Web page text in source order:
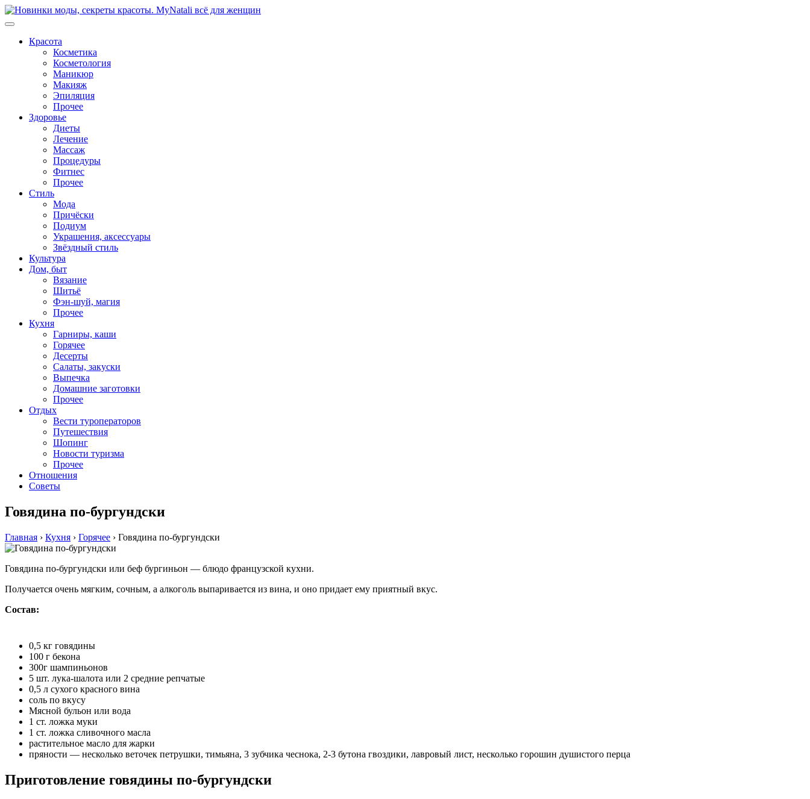
Перейти
к
Красота
Косметика
Косметология
Маникюр
Макияж
Эпиляция
Прочее
Здоровье
Диеты
Лечение
Массаж
Процедуры
Фитнес
Прочее
Стиль
Мода
Причёски
Подиум
Украшения, аксессуары
Звёздный стиль
Культура
Дом, быт
Вязание
Шитьё
Фэн-шуй, магия
Прочее
Кухня
Гарниры, каши
Горячее
Десерты
Салаты, закуски
Выпечка
Домашние заготовки
Прочее
Отдых
Вести туроператоров
Путешествия
Шопинг
Новости туризма
Прочее
Отношения
Советы
Говядина по-бургундски
Главная › Кухня › Горячее › Говядина по-бургундски
Говядина по-бургундски или беф бургиньон — блюдо французской кухни.
Получается очень мягким, сочным, а алкоголь выпаривается из вина, и оно придает ему приятный вкус.
Состав:
0,5 кг говядины
100 г бекона
300г шампиньонов
5 шт. лука-шалота или 2 средние репчатые
0,5 л сухого красного вина
соль по вкусу
Мясной бульон или вода
1 ст. ложка муки
1 ст. ложка сливочного масла
растительное масло для жарки
пряности — несколько веточек петрушки, тимьяна, 3 зубчика чеснока, 2-3 бутона гвоздики, лавровый лист, несколько горошин душистого перца
Приготовление говядины по-бургундски